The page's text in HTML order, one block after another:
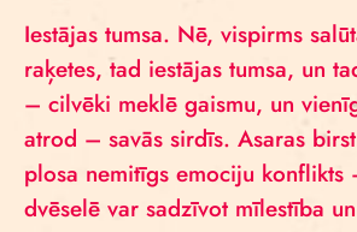
Iestājas tumsa. Nē, vispirms
raķetes, tad iestājas tumsa, un
– cilvēki meklē gaismu, un
atrod – savās sirdīs. Asaras
plosa nemitīgs emociju konflikts
dvēselē var sadzīvot mīlestība